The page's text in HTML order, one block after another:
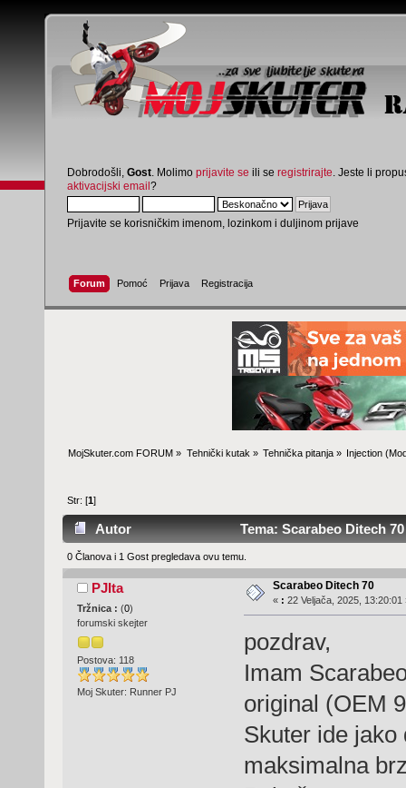
Dobrodošli, Gost . Molimo prijavite se ili se registrirajte . Jeste li
aktivacijski email?
Prijavite se korisničkim imenom, lozinkom i duljinom prijave
Forum Pomoć Prijava Registracija
MojSkuter.com FORUM » Tehnički kutak » Tehnička pitanja» Injection
Str: [1]
Autor Tema: Scarabeo Ditech
0 Članova i 1 Gost pregledava ovu temu.
PJIta
Tržnica : (0)
forumski skejter
Postova: 118
Moj Skuter: Runner PJ
Scarabeo Ditech 70
« : 22 Veljača, 2025, 13:20:01
pozdrav,
Imam
original (OEM
Skuter ide jako
maksimalna